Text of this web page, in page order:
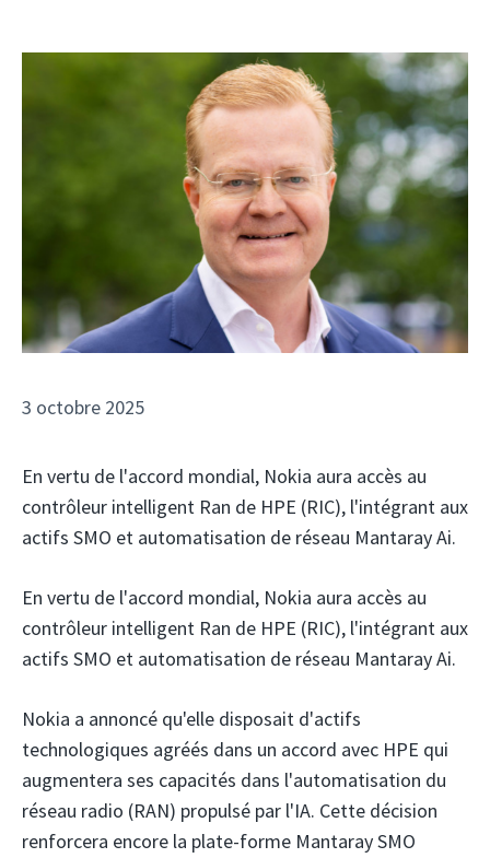
3 octobre 2025
En vertu de l'accord mondial, Nokia aura accès au
contrôleur intelligent Ran de HPE (RIC), l'intégrant aux
actifs SMO et automatisation de réseau Mantaray Ai.
En vertu de l'accord mondial, Nokia aura accès au
contrôleur intelligent Ran de HPE (RIC), l'intégrant aux
actifs SMO et automatisation de réseau Mantaray Ai.
Nokia a annoncé qu'elle disposait d'actifs
technologiques agréés dans un accord avec HPE qui
augmentera ses capacités dans l'automatisation du
réseau radio (RAN) propulsé par l'IA. Cette décision
renforcera encore la plate-forme Mantaray SMO